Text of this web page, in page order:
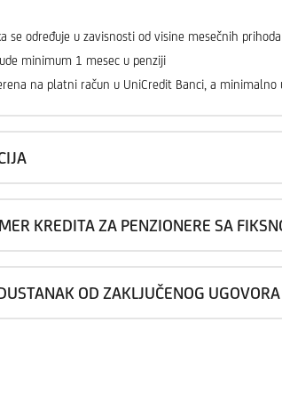
se određuje u zavisnosti od visine mesečnih
minimum 1 mesec u penziji
na platni račun u UniCredit Banci, a
KREDITA ZA PENZIONERE SA
OD ZAKLJUČENOG UGOVORA